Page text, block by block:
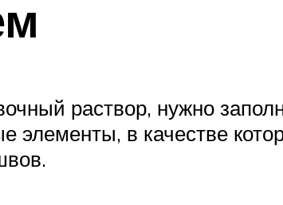
раствор, нужно
элементы, в качестве